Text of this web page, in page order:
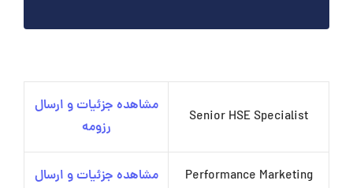
Senior HSE Specialist
مشاهده جزئیات و ارسال
رزومه
Performance Marketing
مشاهده جزئیات و ارسال